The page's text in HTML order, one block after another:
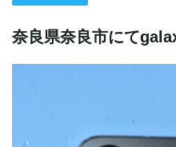
奈良県奈良市にて